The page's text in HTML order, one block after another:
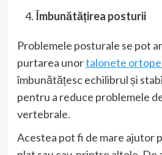
Îmbunătățirea posturii
Problemele posturale se pot
purtarea unortalonete
îmbunătățesc echilibrul și
pentru a reduce problemele
vertebrale.
Acestea pot fi de mare ajutor